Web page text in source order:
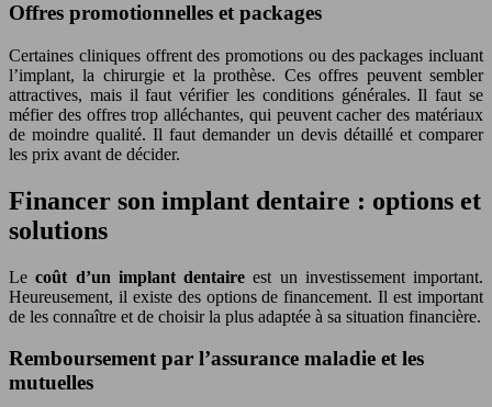
Offres promotionnelles et packages
Certaines cliniques offrent des promotions ou des packages incluant
l’implant, la chirurgie et la prothèse. Ces offres peuvent sembler
attractives, mais il faut vérifier les conditions générales. Il faut se
méfier des offres trop alléchantes, qui peuvent cacher des matériaux
de moindre qualité. Il faut demander un devis détaillé et comparer
les prix avant de décider.
Financer son implant dentaire : options et
solutions
Lecoût d’un implant dentaireest un investissement important.
Heureusement, il existe des options de financement. Il est important
de les connaître et de choisir la plus adaptée à sa situation financière.
Remboursement par l’assurance maladie et les
mutuelles